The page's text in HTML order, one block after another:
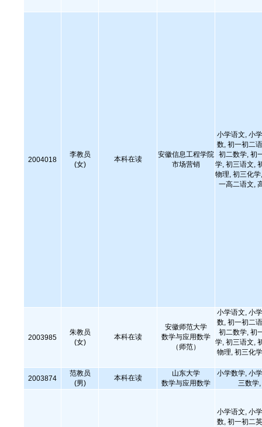
2004018
李教员
(女)
本科在读
安徽信息工程学院
市场营销
小学语文, 小
数, 初一初二
初二数学, 初
学, 初三语文,
物理, 初三化
一高二语文,
2003985
朱教员
(女)
本科在读
安徽师范大学
数学与应用数学
（师范）
小学语文, 小
数, 初一初二
初二数学, 初
学, 初三语文,
物理, 初三化
2003874
范教员
(男)
本科在读
山东大学
数学与应用数学
小学数学, 小
三数学
小学语文, 小
数, 初一初二